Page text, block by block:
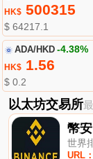
HK$500315
$ 64217.1
ADA/HKD -4.38%
HK$1.56
$ 0.2
以太坊交易所
幣安
世界
URL